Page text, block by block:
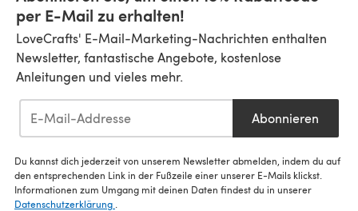
per E-Mail zu erhalten!
LoveCrafts' E-Mail-Marketing-Nachrichten enthalten
Newsletter, fantastische Angebote, kostenlose
Anleitungen und vieles mehr.
Abonnieren
Du kannst dich jederzeit von unserem Newsletter abmelden, indem du auf
den entsprechenden Link in der Fußzeile einer unserer E-Mails klickst.
Informationen zum Umgang mit deinen Daten findest du in unserer
Datenschutzerklärung